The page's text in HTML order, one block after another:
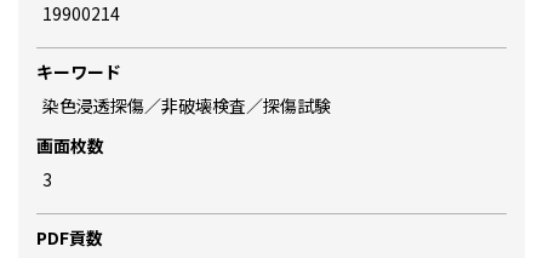
19900214
キーワード
染色浸透探傷／非破壊検査／探傷試験
画面枚数
3
PDF貢数